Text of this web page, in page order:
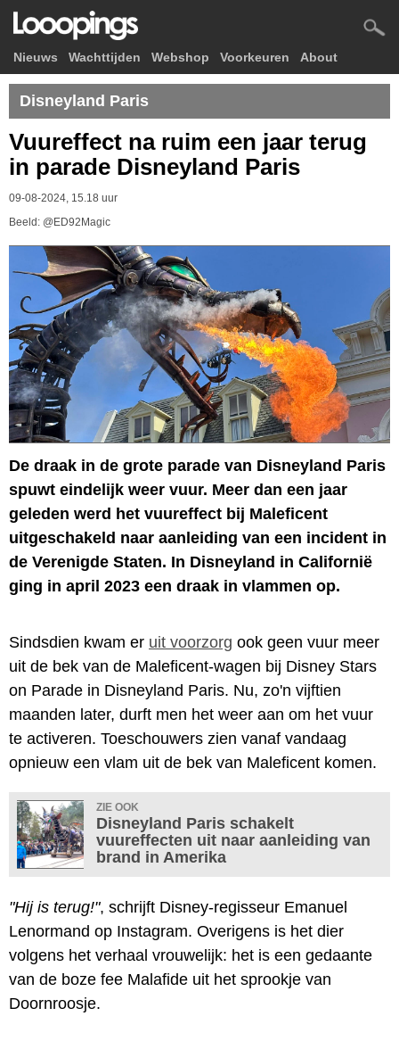
Nieuws Wachttijden Webshop Voorkeuren About
Disneyland Paris
Vuureffect na ruim een jaar terug
in parade Disneyland Paris
09-08-2024, 15.18 uur
Beeld: @ED92Magic
De draak in de grote parade van Disneyland Paris
spuwt eindelijk weer vuur. Meer dan een jaar
geleden werd het vuureffect bij Maleficent
uitgeschakeld naar aanleiding van een incident in
de Verenigde Staten. In Disneyland in Californië
ging in april 2023 een draak in vlammen op.
Sindsdien kwam er uit voorzorg ook geen vuur meer
uit de bek van de Maleficent-wagen bij Disney Stars
on Parade in Disneyland Paris. Nu, zo'n vijftien
maanden later, durft men het weer aan om het vuur
te activeren. Toeschouwers zien vanaf vandaag
opnieuw een vlam uit de bek van Maleficent komen.
ZIE OOK
Disneyland Paris schakelt
vuureffecten uit naar aanleiding van
brand in Amerika
"Hij is terug!", schrijft Disney-regisseur Emanuel
Lenormand op Instagram. Overigens is het dier
volgens het verhaal vrouwelijk: het is een gedaante
van de boze fee Malafide uit het sprookje van
Doornroosje.